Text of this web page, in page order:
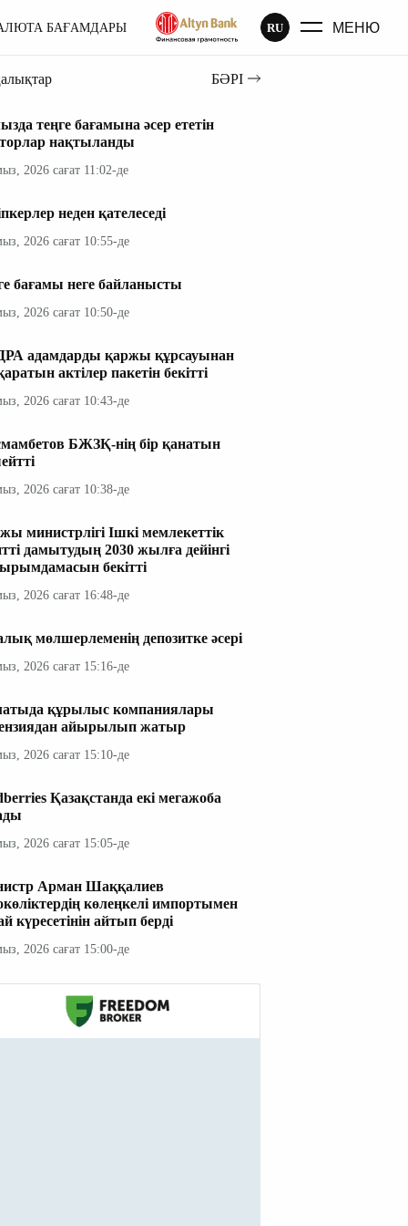
БАҒАМДАРЫ RU МЕНЮ
БӘРІ
теңге бағамына әсер ететін
нақтыланды
2026 сағат 11:02-де
неден қателеседі
2026 сағат 10:55-де
бағамы неге байланысты
2026 сағат 10:50-де
адамдарды қаржы құрсауынан
актілер пакетін бекітті
2026 сағат 10:43-де
БЖЗҚ-нің бір қанатын
2026 сағат 10:38-де
министрлігі Ішкі мемлекеттік
дамытудың 2030 жылға дейінгі
бекітті
2026 сағат 16:48-де
мөлшерлеменің депозитке әсері
2026 сағат 15:16-де
құрылыс компаниялары
айырылып жатыр
2026 сағат 15:10-де
Қазақстанда екі мегажоба
2026 сағат 15:05-де
Арман Шаққалиев
көлеңкелі импортымен
күресетінін айтып берді
2026 сағат 15:00-де